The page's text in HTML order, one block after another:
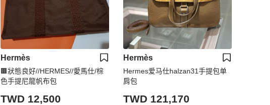
Hermès
🟫狀態良好//HERMES//愛馬仕/棕
色手提尼龍帆布包
TWD 12,500
Hermès
Hermes爱马仕halzan31手提包单
肩包
TWD 121,170